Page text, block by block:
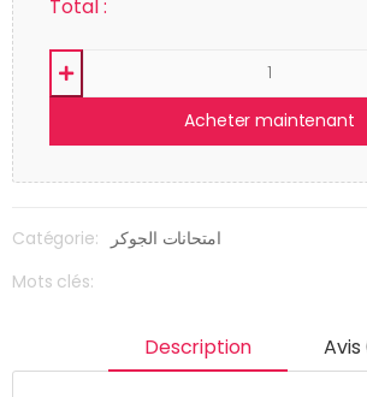
Total :
Acheter maintenant
Catégorie:
امتحانات الجوكر
Mots clés:
Description